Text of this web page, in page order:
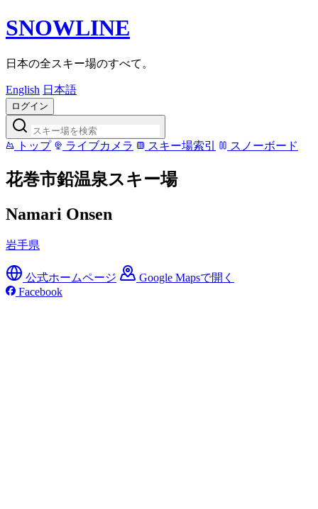
SNOWLINE
日本の全スキー場のすべて。
English 日本語
ログイン
トップ ライブカメラ スキー場索引 スノーボード
花巻市鉛温泉スキー場
Namari Onsen
岩手県
公式ホームページ
Google Mapsで開く
Facebook